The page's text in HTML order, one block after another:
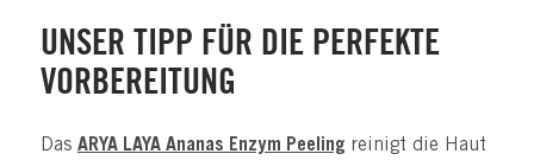
UNSER TIPP FÜR DIE PERFEKTE
VORBEREITUNG
Das ARYA LAYA Ananas Enzym Peeling reinigt die Haut